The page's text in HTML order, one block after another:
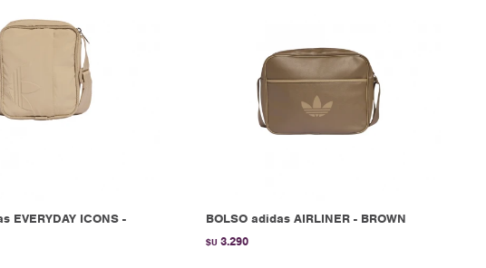
EVERYDAY ICONS -
BOLSO adidas AIRLINER - BROWN
$U 3.290